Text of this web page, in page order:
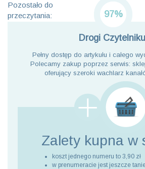
Pozostało do
przeczytania:
97%
Drogi
Pełny dostęp do artykułu i całego
Polecamy zakup poprzez serwis:
oferujący szeroki wachlarz
Zalety kupna w
koszt jednego numeru to 3,90 zł
w prenumeracie jest jeszcze